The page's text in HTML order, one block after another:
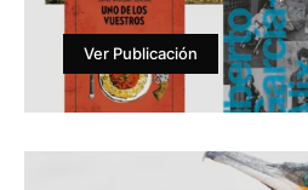
Ver Publicación